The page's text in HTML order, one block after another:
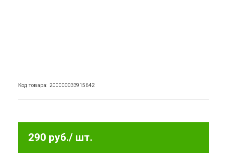
Код товара: 200000033915642
290 руб./ шт.